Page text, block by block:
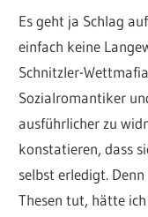
Es geht ja Schlag
einfach keine
Schnitzler-
Sozialromantiker
ausführlicher zu
konstatieren, dass
selbst erledigt.
Thesen tut, hätte